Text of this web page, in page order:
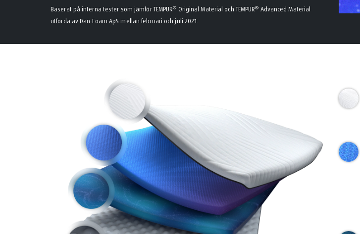
Baserat på interna tester som jämför TEMPUR® Original Material och TEMPUR® Advanced Material
utförda av Dan-Foam ApS mellan februari och juli 2021.